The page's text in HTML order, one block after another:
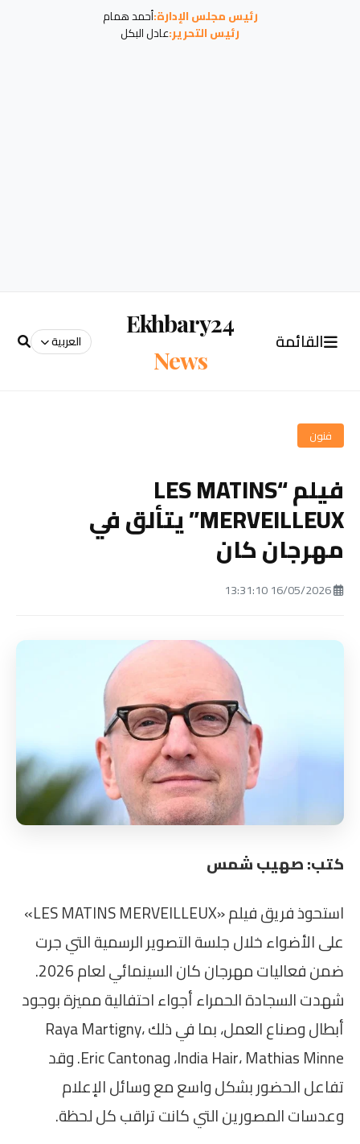
رئيس مجلس الإدارة:أحمد همام
رئيس التحرير:عادل البكل
القائمة
Ekhbary24
News
العربية
فنون
فيلم “LES MATINS
MERVEILLEUX” يتألق في
مهرجان كان
كتب: صهيب شمس
استحوذ فريق فيلم «LES MATINS MERVEILLEUX»
على الأضواء خلال جلسة التصوير الرسمية التي جرت
ضمن فعاليات مهرجان كان السينمائي لعام 2026.
شهدت السجادة الحمراء أجواء احتفالية مميزة بوجود
أبطال وصناع العمل، بما في ذلك Raya Martigny،
India Hair، Mathias Minne، وEric Cantona. وقد
تفاعل الحضور بشكل واسع مع وسائل الإعلام
وعدسات المصورين التي كانت تراقب كل لحظة.